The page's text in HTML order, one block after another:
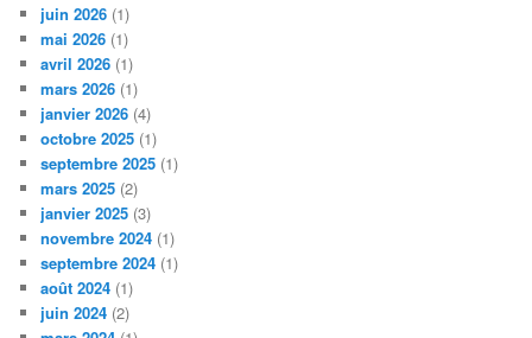
juin 2026 (1)
mai 2026 (1)
avril 2026 (1)
mars 2026 (1)
janvier 2026 (4)
octobre 2025 (1)
septembre 2025 (1)
mars 2025 (2)
janvier 2025 (3)
novembre 2024 (1)
septembre 2024 (1)
août 2024 (1)
juin 2024 (2)